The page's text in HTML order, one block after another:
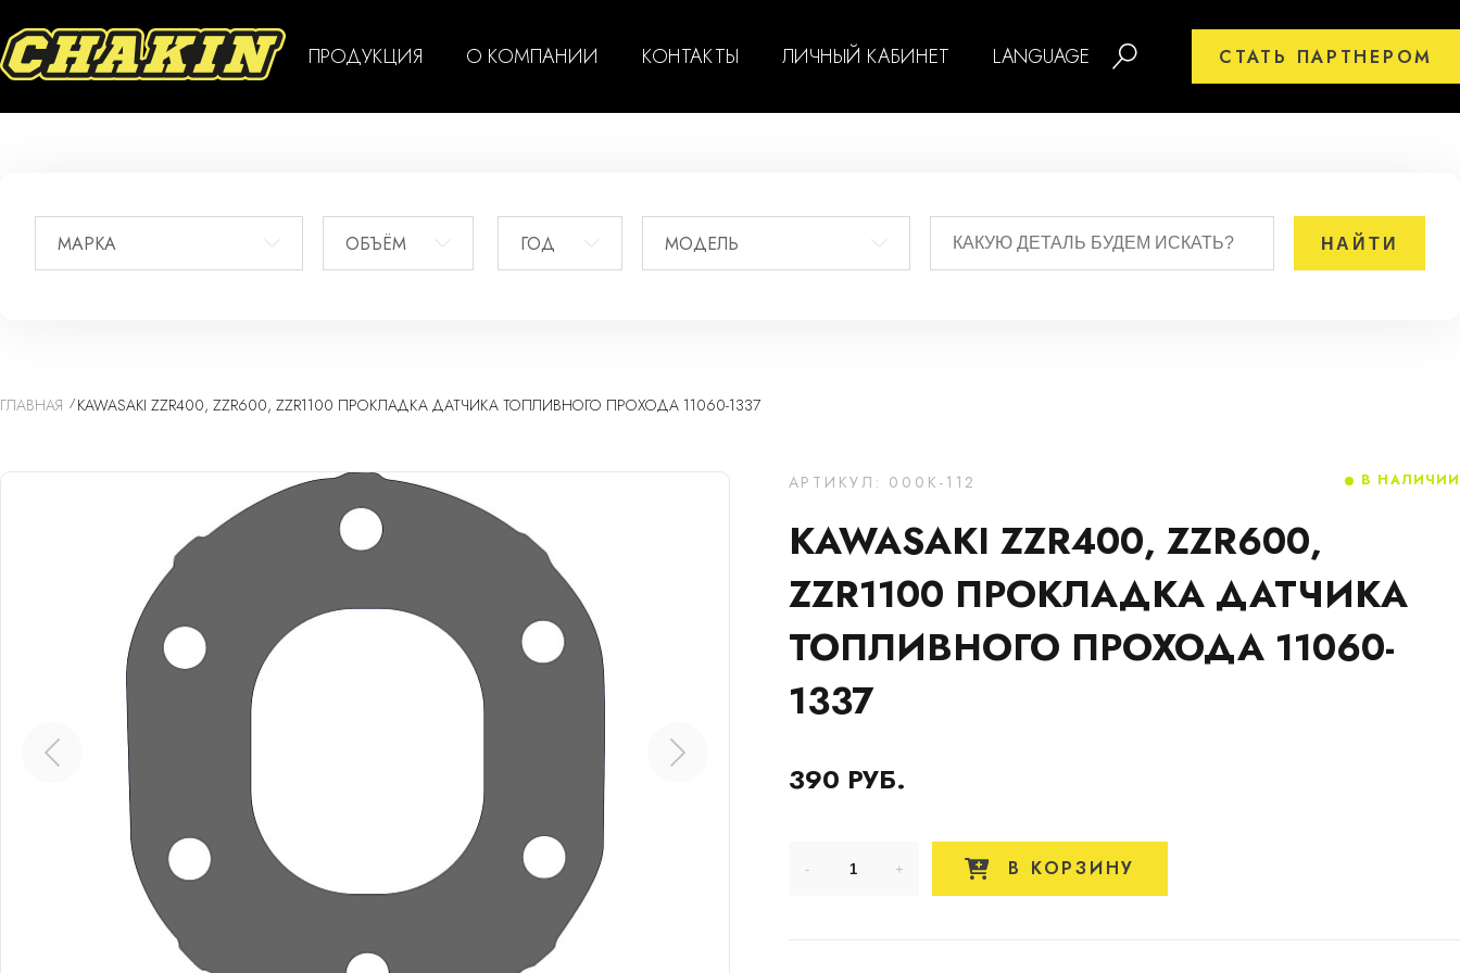
ПРОДУКЦИЯ О КОМПАНИИ КОНТАКТЫ ЛИЧНЫЙ КАБИНЕТ LANGUAGE СТАТЬ ПАРТНЕРОМ
МАРКА ОБЪЁМ ГОД МОДЕЛЬ
ГЛАВНАЯ KAWASAKI ZZR400, ZZR600, ZZR1100 ПРОКЛАДКА ДАТЧИКА ТОПЛИВНОГО ПРОХОДА 11060-1337
АРТИКУЛ: 000K-112
KAWASAKI ZZR400, ZZR600,
ZZR1100 ПРОКЛАДКА ДАТЧИКА
ТОПЛИВНОГО ПРОХОДА 11060-
1337
390 РУБ.
В НАЛИЧИИ
В КОРЗИНУ